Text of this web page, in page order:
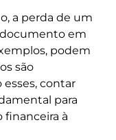
a perda de um
documento em
podem
são
contar
para
à